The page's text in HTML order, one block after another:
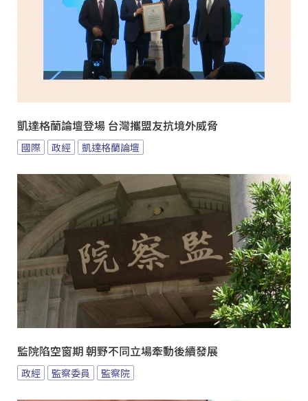
凱達格蘭論壇登場 台灣攜盟友抗境外威脅
國際 政經 凱達格蘭論壇
監院陷空窗期 朝野不同立場牽動後續發展
政經 監察委員 監察院